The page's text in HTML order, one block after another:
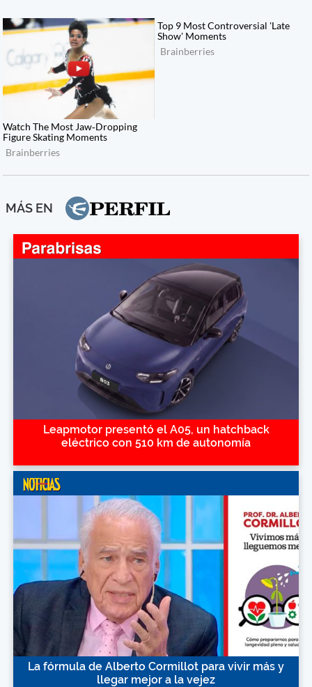
MÁS EN
Leapmotor presentó el A05, un hatchback
eléctrico con 510 km de autonomía
La fórmula de Alberto Cormillot para vivir más y
llegar mejor a la vejez